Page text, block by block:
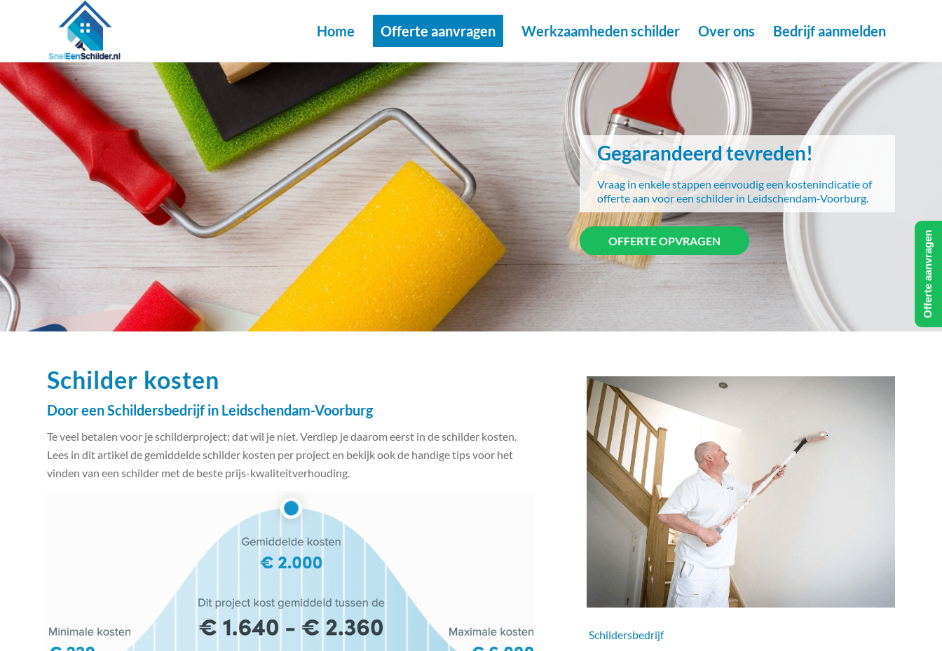
Home Offerte aanvragen Werkzaamheden schilder Over ons Bedrijf aanmelden
Gegarandeerd tevreden!
Vraag in enkele stappen eenvoudig een kostenindicatie of
offerte aan voor een schilder in Leidschendam-Voorburg.
OFFERTE OPVRAGEN
Schilder kosten
Door een Schildersbedrijf in Leidschendam-Voorburg
Te veel betalen voor je schilderproject: dat wil je niet. Verdiep je daarom eerst in de schilder kosten.
Lees in dit artikel de gemiddelde schilder kosten per project en bekijk ook de handige tips voor het
vinden van een schilder met de beste prijs-kwaliteitverhouding.
Schildersbedrijf
Offerte aanvragen